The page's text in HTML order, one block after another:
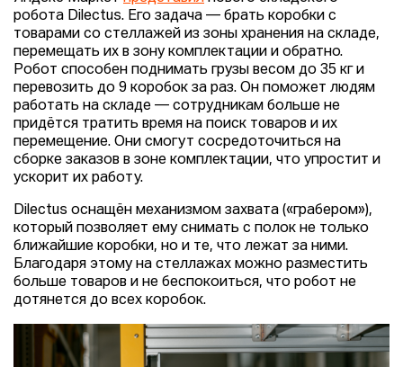
робота Dilectus. Его задача — брать коробки с
товарами со стеллажей из зоны хранения на складе,
перемещать их в зону комплектации и обратно.
Робот способен поднимать грузы весом до 35 кг и
перевозить до 9 коробок за раз. Он поможет людям
работать на складе — сотрудникам больше не
придётся тратить время на поиск товаров и их
перемещение. Они смогут сосредоточиться на
сборке заказов в зоне комплектации, что упростит и
ускорит их работу.
Dilectus оснащён механизмом захвата («грабером»),
который позволяет ему снимать с полок не только
ближайшие коробки, но и те, что лежат за ними.
Благодаря этому на стеллажах можно разместить
больше товаров и не беспокоиться, что робот не
дотянется до всех коробок.